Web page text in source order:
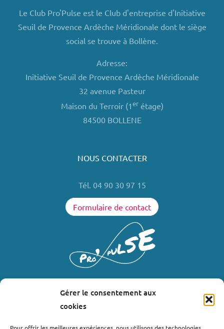
Gérer le consentement aux
cookies
Le Club Pro'Pulse est le Club d'entreprise d'Initiative
Seuil de Provence Ardèche Méridionale dont le siège
social se trouve à Bollène.
Adresse:
Initiative Seuil de Provence Ardèche Méridionale
32 avenue Pasteur
Maison du Terroir (1erétage)
84500 BOLLENE
NOUS CONTACTER
Tél. 04 90 30 97 15
Formulaire de contact
Où nous trouver ?